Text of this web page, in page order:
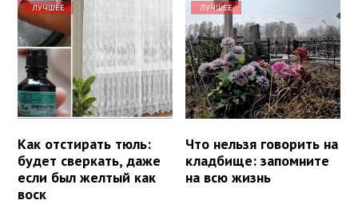
ЛУЧШЕЕ
Как отстирать тюль:
будет сверкать, даже
если был желтый как
воск
ЛУЧШЕЕ
Что нельзя говорить на
кладбище: запомните
на всю жизнь